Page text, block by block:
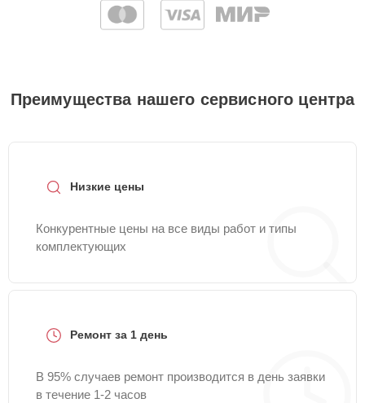
Преимущества нашего сервисного центра
Низкие цены
Конкурентные цены на все виды работ и типы
комплектующих
Ремонт за 1 день
В 95% случаев ремонт производится в день заявки
в течение 1-2 часов